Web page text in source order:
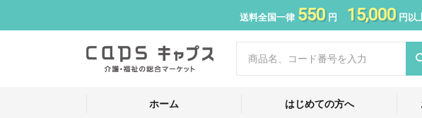
送料全国一律 550円 15,000円以
ホーム はじめての方へ